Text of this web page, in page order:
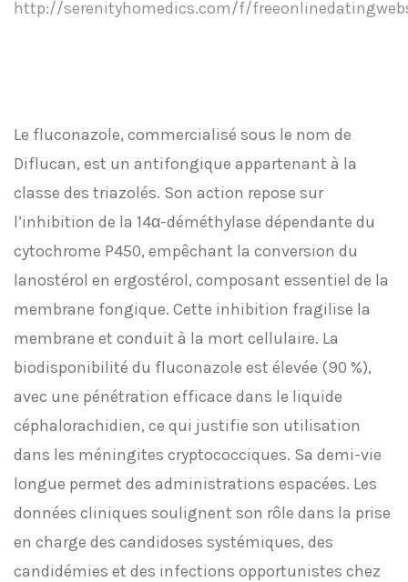
http://serenityhomedics.com/f/
Le fluconazole, commercialisé sous le nom de
Diflucan, est un antifongique appartenant à la
classe des triazolés. Son action repose sur
l’inhibition de la 14α-déméthylase dépendante du
cytochrome P450, empêchant la conversion du
lanostérol en ergostérol, composant essentiel de la
membrane fongique. Cette inhibition fragilise la
membrane et conduit à la mort cellulaire. La
biodisponibilité du fluconazole est élevée (90 %),
avec une pénétration efficace dans le liquide
céphalorachidien, ce qui justifie son utilisation
dans les méningites cryptococciques. Sa demi-vie
longue permet des administrations espacées. Les
données cliniques soulignent son rôle dans la prise
en charge des candidoses systémiques, des
candidémies et des infections opportunistes chez